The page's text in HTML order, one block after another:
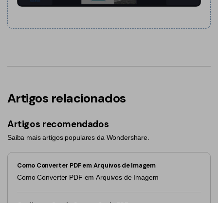
Artigos relacionados
Artigos recomendados
Saiba mais artigos populares da Wondershare.
Como Converter PDF em Arquivos de Imagem
Como Converter PDF em Arquivos de Imagem